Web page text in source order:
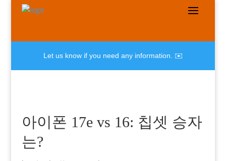
Let us know if you need any information. ✉️
아이폰 17e vs 16: 칩셋 승자
는?